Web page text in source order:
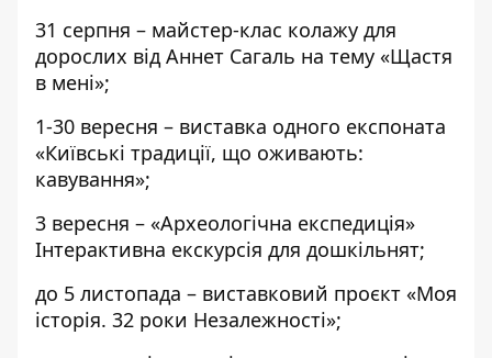
31 серпня – майстер-клас колажу для
дорослих від Аннет Сагаль на тему «Щастя
в мені»;
1-30 вересня – виставка одного експоната
«Київські традиції, що оживають:
кавування»;
3 вересня – «Археологічна експедиція»
Інтерактивна екскурсія для дошкільнят;
до 5 листопада – виставковий проєкт «Моя
історія. 32 роки Незалежності»;